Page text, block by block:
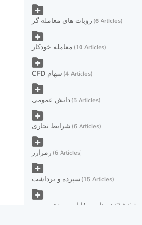
روبات های معامله گر 6 Articles
معامله خودکار 10 Articles
CFD سهام 4 Articles
دانش عمومی 5 Articles
شرایط تجاری 6 Articles
رمزارز 6 Articles
سپرده و برداشت 15 Articles
برنامه وفاداری مشتری پیپ+ 7 Articles